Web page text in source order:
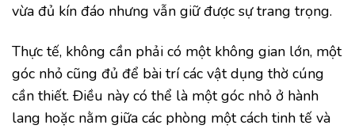
vừa đủ kín đáo nhưng vẫn giữ được sự trang trọng.
Thực tế, không cần phải có một không gian lớn, một
góc nhỏ cũng đủ để bài trí các vật dụng thờ cúng
cần thiết. Điều này có thể là một góc nhỏ ở hành
lang hoặc nằm giữa các phòng một cách tinh tế và